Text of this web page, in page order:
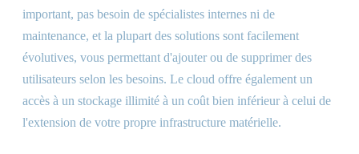
important, pas besoin de spécialistes internes ni de
maintenance, et la plupart des solutions sont facilement
évolutives, vous permettant d'ajouter ou de supprimer des
utilisateurs selon les besoins. Le cloud offre également un
accès à un stockage illimité à un coût bien inférieur à celui de
l'extension de votre propre infrastructure matérielle.